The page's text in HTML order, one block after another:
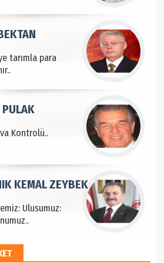
tarımla para
Kontrolü..
PULAK
Ulusumuz:
KEMAL ZEYBEK
HAYRİ PEKER